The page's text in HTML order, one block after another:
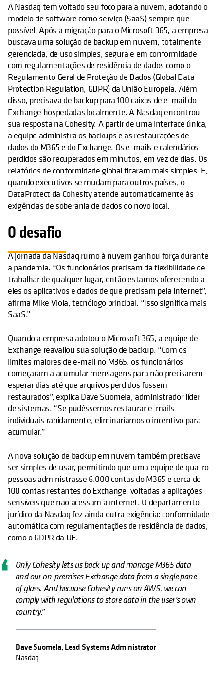
A Nasdaq tem voltado seu foco para a nuvem, adotando o
modelo de software como serviço (SaaS) sempre que
possível. Após a migração para o Microsoft 365, a empresa
buscava uma solução de backup em nuvem, totalmente
gerenciada, de uso simples, segura e em conformidade
com regulamentações de residência de dados como o
Regulamento Geral de Proteção de Dados (Global Data
Protection Regulation, GDPR) da União Europeia. Além
disso, precisava de backup para 100 caixas de e-mail do
Exchange hospedadas localmente. A Nasdaq encontrou
sua resposta na Cohesity. A partir de uma interface única,
a equipe administra os backups e as restaurações de
dados do M365 e do Exchange. Os e-mails e calendários
perdidos são recuperados em minutos, em vez de dias. Os
relatórios de conformidade global ficaram mais simples. E,
quando executivos se mudam para outros países, o
DataProtect da Cohesity atende automaticamente às
exigências de soberania de dados do novo local.
O desafio
A jornada da Nasdaq rumo à nuvem ganhou força durante
a pandemia. “Os funcionários precisam da flexibilidade de
trabalhar de qualquer lugar, então estamos oferecendo a
eles os aplicativos e dados de que precisam pela internet”,
afirma Mike Viola, tecnólogo principal. “Isso significa mais
SaaS.”
Quando a empresa adotou o Microsoft 365, a equipe de
Exchange reavaliou sua solução de backup. “Com os
limites maiores de e-mail no M365, os funcionários
começaram a acumular mensagens para não precisarem
esperar dias até que arquivos perdidos fossem
restaurados”, explica Dave Suomela, administrador líder
de sistemas. “Se pudéssemos restaurar e-mails
individuais rapidamente, eliminaríamos o incentivo para
acumular.”
A nova solução de backup em nuvem também precisava
ser simples de usar, permitindo que uma equipe de quatro
pessoas administrasse 6.000 contas do M365 e cerca de
100 contas restantes do Exchange, voltadas a aplicações
sensíveis que não acessam a internet. O departamento
jurídico da Nasdaq fez ainda outra exigência: conformidade
automática com regulamentações de residência de dados,
como o GDPR da UE.
Only Cohesity lets us back up and manage M365 data
and our on-premises Exchange data from a single pane
of glass. And because Cohesity runs on AWS, we can
comply with regulations to store data in the user’s own
country.”
Dave Suomela, Lead Systems Administrator
Nasdaq